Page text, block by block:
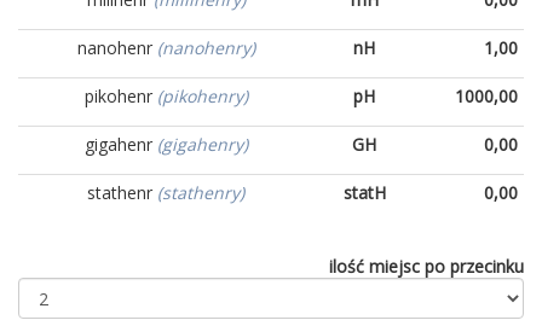
nanohenr (nanohenry) nH 1,00
pikohenr (pikohenry) pH 1000,00
gigahenr (gigahenry) GH 0,00
stathenr (stathenry) statH 0,00
ilość miejsc po przecinku